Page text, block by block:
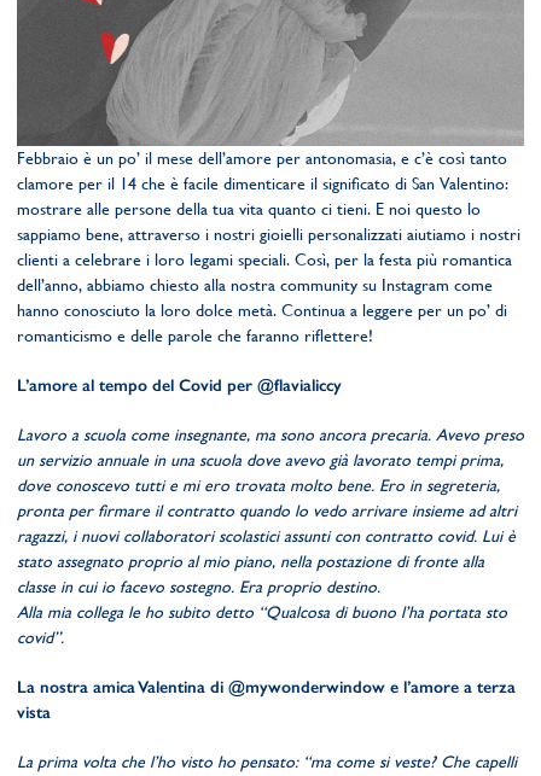
Febbraio è un po’ il mese dell’amore per antonomasia, e c’è così tanto
clamore per il 14 che è facile dimenticare il significato di San Valentino:
mostrare alle persone della tua vita quanto ci tieni. E noi questo lo
sappiamo bene, attraverso i nostri gioielli personalizzati aiutiamo i nostri
clienti a celebrare i loro legami speciali. Così, per la festa più romantica
dell’anno, abbiamo chiesto alla nostra community su Instagram come
hanno conosciuto la loro dolce metà. Continua a leggere per un po’ di
romanticismo e delle parole che faranno riflettere!
L’amore al tempo del Covid per @flavialiccy
Lavoro a scuola come insegnante, ma sono ancora precaria. Avevo preso
un servizio annuale in una scuola dove avevo già lavorato tempi prima,
dove conoscevo tutti e mi ero trovata molto bene. Ero in segreteria,
pronta per firmare il contratto quando lo vedo arrivare insieme ad altri
ragazzi, i nuovi collaboratori scolastici assunti con contratto covid. Lui è
stato assegnato proprio al mio piano, nella postazione di fronte alla
classe in cui io facevo sostegno. Era proprio destino.
Alla mia collega le ho subito detto “Qualcosa di buono l’ha portata sto
covid”.
La nostra amica Valentina di @mywonderwindow e l’amore a terza
vista
La prima volta che l’ho visto ho pensato: “ma come si veste? Che capelli